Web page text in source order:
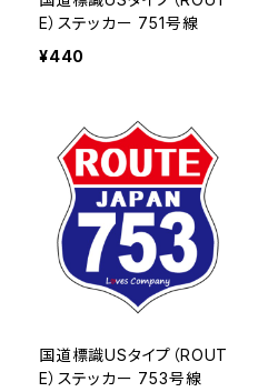
E）ステッカー 751号線
¥440
国道標識USタイプ（ROUT
E）ステッカー 753号線